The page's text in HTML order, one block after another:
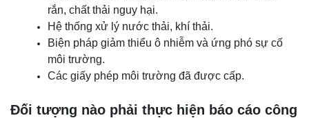
rắn, chất thải nguy hại.
Hệ thống xử lý nước thải, khí thải.
Biện pháp giảm thiểu ô nhiễm và ứng phó sự cố
môi trường.
Các giấy phép môi trường đã được cấp.
Đối tượng nào phải thực hiện báo cáo công